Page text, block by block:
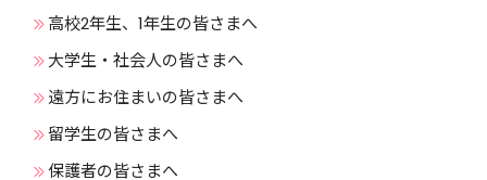
高校2年生、1年生の皆さまへ
大学生・社会人の皆さまへ
遠方にお住まいの皆さまへ
留学生の皆さまへ
保護者の皆さまへ